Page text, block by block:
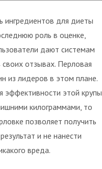
ингредиентов для диеты
роль в оценке,
дают системам
отзывах. Перловая
из лидеров в этом плане.
эффективности этой крупы
килограммами, то
позволяет получить
и не нанести
вреда.